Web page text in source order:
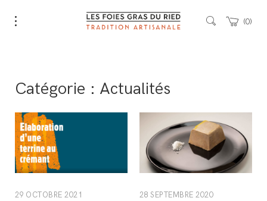
0
Catégorie : Actualités
29 OCTOBRE 2021 28 SEPTEMBRE 2020